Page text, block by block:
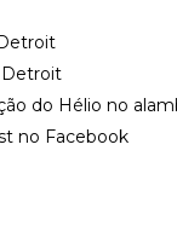
Detroit
do Hélio no
no Facebook